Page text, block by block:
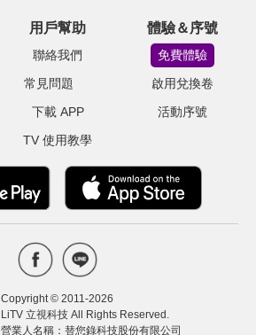
用戶幫助
聯絡我們
常見問題
下載 APP
TV 使用教學
體驗＆序號
免費體驗
啟用兌換卷
活動序號
Copyright © 2011-2026
LiTV 立視科技 All Rights Reserved.
營業人名稱：替您錄科技股份有限公司